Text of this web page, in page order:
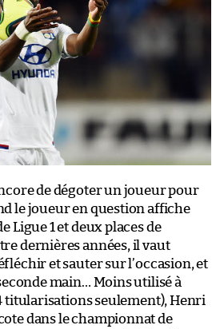
de dégoter un joueur pour
le joueur en question affiche
Ligue 1 et deux places de
dernières années, il vaut
et sauter sur l’occasion, et
main… Moins utilisé à
titularisations seulement), Henri
dans le championnat de